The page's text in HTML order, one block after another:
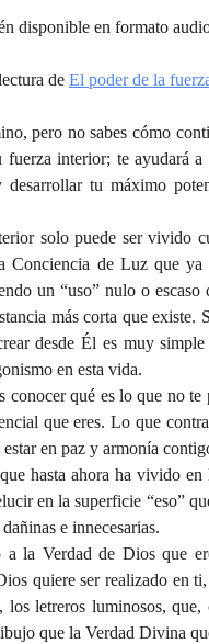
disponible en formato
de El poder de la
pero no sabes cómo
interior; te ayudará
desarrollar tu máximo
solo puede ser vivido
Conciencia de Luz que
un “uso” nulo o
más corta que
desde Él es muy
en esta vida.
conocer qué es lo que no
que eres. Lo que
en paz y armonía
hasta ahora ha vivido
en la superficie “eso”
e innecesarias.
la Verdad de Dios que
quiere ser realizado en
los letreros luminosos,
que la Verdad Divina